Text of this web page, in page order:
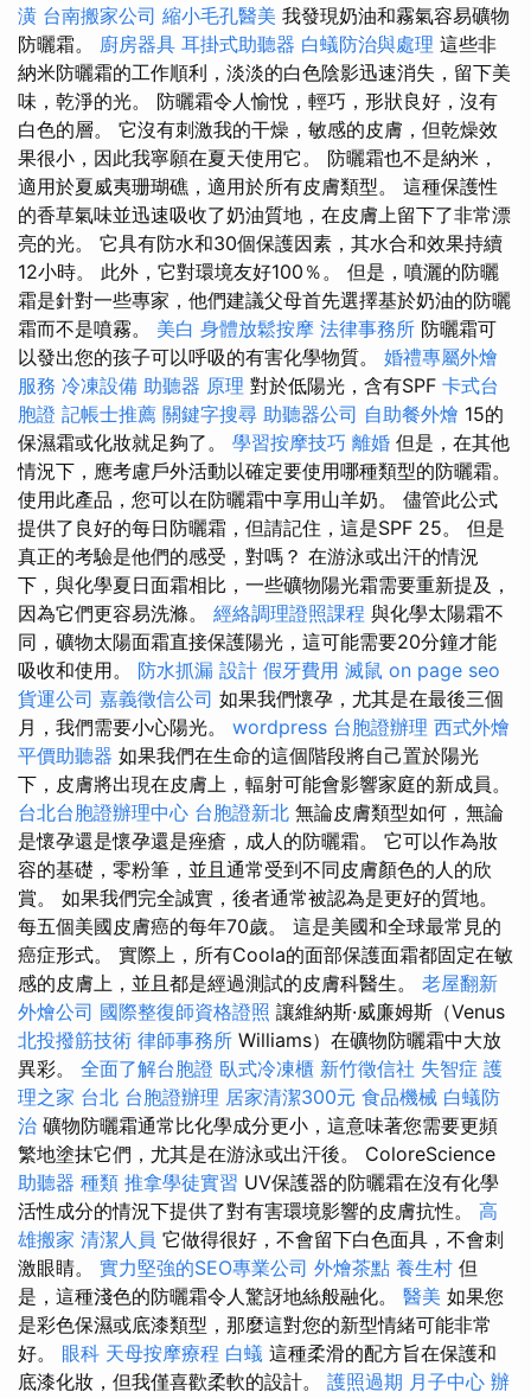
潢 台南搬家公司 縮小毛孔醫美 我發現奶油和霧氣容易礦物
防曬霜。 廚房器具 耳掛式助聽器 白蟻防治與處理 這些非
納米防曬霜的工作順利，淡淡的白色陰影迅速消失，留下美
味，乾淨的光。 防曬霜令人愉悅，輕巧，形狀良好，沒有
白色的層。 它沒有刺激我的干燥，敏感的皮膚，但乾燥效
果很小，因此我寧願在夏天使用它。 防曬霜也不是納米，
適用於夏威夷珊瑚礁，適用於所有皮膚類型。 這種保護性
的香草氣味並迅速吸收了奶油質地，在皮膚上留下了非常漂
亮的光。 它具有防水和30個保護因素，其水合和效果持續
12小時。 此外，它對環境友好100％。 但是，噴灑的防曬
霜是針對一些專家，他們建議父母首先選擇基於奶油的防曬
霜而不是噴霧。 美白 身體放鬆按摩 法律事務所 防曬霜可
以發出您的孩子可以呼吸的有害化學物質。 婚禮專屬外燴
服務 冷凍設備 助聽器 原理 對於低陽光，含有SPF 卡式台
胞證 記帳士推薦 關鍵字搜尋 助聽器公司 自助餐外燴 15的
保濕霜或化妝就足夠了。 學習按摩技巧 離婚 但是，在其他
情況下，應考慮戶外活動以確定要使用哪種類型的防曬霜。
使用此產品，您可以在防曬霜中享用山羊奶。 儘管此公式
提供了良好的每日防曬霜，但請記住，這是SPF 25。 但是
真正的考驗是他們的感受，對嗎？ 在游泳或出汗的情況
下，與化學夏日面霜相比，一些礦物陽光霜需要重新提及，
因為它們更容易洗滌。 經絡調理證照課程 與化學太陽霜不
同，礦物太陽面霜直接保護陽光，這可能需要20分鐘才能
吸收和使用。 防水抓漏 設計 假牙費用 滅鼠 on page seo
貨運公司 嘉義徵信公司 如果我們懷孕，尤其是在最後三個
月，我們需要小心陽光。 wordpress 台胞證辦理 西式外燴
平價助聽器 如果我們在生命的這個階段將自己置於陽光
下，皮膚將出現在皮膚上，輻射可能會影響家庭的新成員。
台北台胞證辦理中心 台胞證新北 無論皮膚類型如何，無論
是懷孕還是懷孕還是痤瘡，成人的防曬霜。 它可以作為妝
容的基礎，零粉筆，並且通常受到不同皮膚顏色的人的欣
賞。 如果我們完全誠實，後者通常被認為是更好的質地。
每五個美國皮膚癌的每年70歲。 這是美國和全球最常見的
癌症形式。 實際上，所有Coola的面部保護面霜都固定在敏
感的皮膚上，並且都是經過測試的皮膚科醫生。 老屋翻新
外燴公司 國際整復師資格證照 讓維納斯·威廉姆斯（Venus
北投撥筋技術 律師事務所 Williams）在礦物防曬霜中大放
異彩。 全面了解台胞證 臥式冷凍櫃 新竹徵信社 失智症 護
理之家 台北 台胞證辦理 居家清潔300元 食品機械 白蟻防
治 礦物防曬霜通常比化學成分更小，這意味著您需要更頻
繁地塗抹它們，尤其是在游泳或出汗後。 ColoreScience
助聽器 種類 推拿學徒實習 UV保護器的防曬霜在沒有化學
活性成分的情況下提供了對有害環境影響的皮膚抗性。 高
雄搬家 清潔人員 它做得很好，不會留下白色面具，不會刺
激眼睛。 實力堅強的SEO專業公司 外燴茶點 養生村 但
是，這種淺色的防曬霜令人驚訝地絲般融化。 醫美 如果您
是彩色保濕或底漆類型，那麼這對您的新型情緒可能非常
好。 眼科 天母按摩療程 白蟻 這種柔滑的配方旨在保護和
底漆化妝，但我僅喜歡柔軟的設計。 護照過期 月子中心 辦